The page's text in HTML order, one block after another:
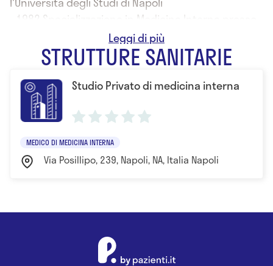
- 1982 Specializzazione in Medicina Interna presso
l'Università degli Studi di Napoli
STRUTTURE SANITARIE
Studio Privato di medicina interna
MEDICO DI MEDICINA INTERNA
Via Posillipo, 239, Napoli, NA, Italia Napoli